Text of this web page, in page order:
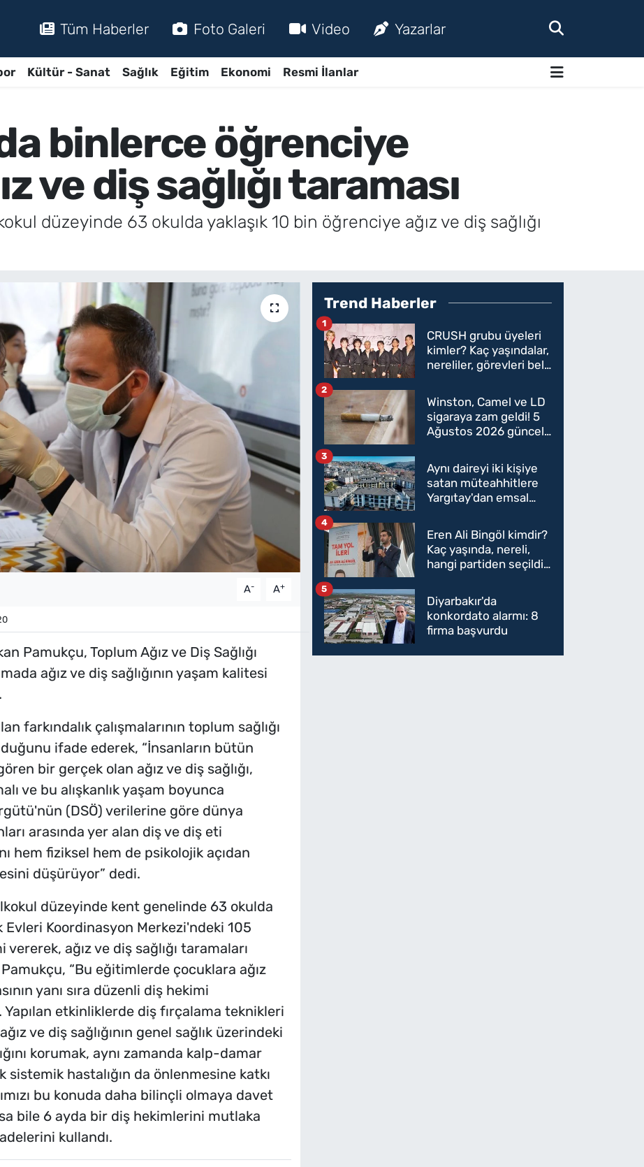
Tüm Haberler Foto Galeri Video Yazarlar
Kültür - Sanat Sağlık Eğitim Ekonomi Resmi İlanlar
binlerce öğrenciye
ve diş sağlığı taraması
düzeyinde 63 okulda yaklaşık 10 bin öğrenciye ağız ve diş sağlığı
A- A+
Pamukçu, Toplum Ağız ve Diş Sağlığı
ağız ve diş sağlığının yaşam kalitesi
farkındalık çalışmalarının toplum sağlığı
ifade ederek, “İnsanların bütün
bir gerçek olan ağız ve diş sağlığı,
ve bu alışkanlık yaşam boyunca
(DSÖ) verilerine göre dünya
arasında yer alan diş ve diş eti
hem fiziksel hem de psikolojik açıdan
düşürüyor” dedi.
düzeyinde kent genelinde 63 okulda
Evleri Koordinasyon Merkezi'ndeki 105
ağız ve diş sağlığı taramaları
“Bu eğitimlerde çocuklara ağız
yanı sıra düzenli diş hekimi
etkinliklerde diş fırçalama teknikleri
ve diş sağlığının genel sağlık üzerindeki
korumak, aynı zamanda kalp-damar
sistemik hastalığın da önlenmesine katkı
bu konuda daha bilinçli olmaya davet
bile 6 ayda bir diş hekimlerini mutlaka
kullandı.
Trend Haberler
CRUSH grubu üyeleri
kimler? Kaç yaşındalar,
nereliler, görevleri belli
1
Winston, Camel ve LD
sigaraya zam geldi! 5
Ağustos 2026 güncel
oldu
2
Aynı daireyi iki kişiye
satan müteahhitlere
Yargıtay'dan emsal
3
Eren Ali Bingöl kimdir?
Kaç yaşında, nereli,
hangi partiden seçildi?
Parti'ye mi geçecek?
4
Diyarbakır'da
konkordato alarmı: 8
firma başvurdu
5